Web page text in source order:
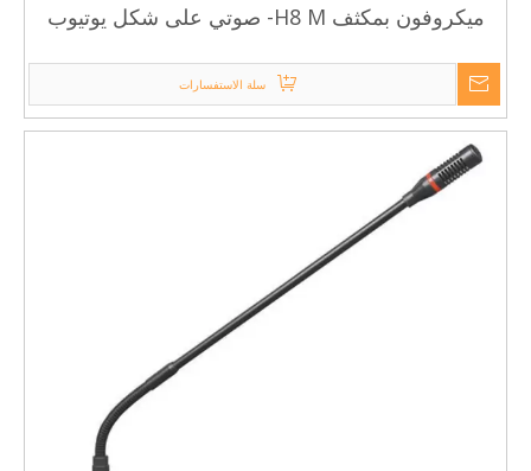
ميكروفون بمكثف H8 M- صوتي على شكل يوتيوب
سلة الاستفسارات